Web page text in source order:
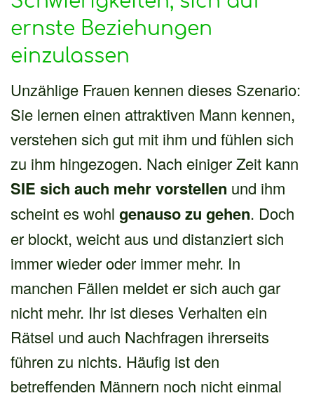
ernste Beziehungen
einzulassen
Unzählige Frauen kennen dieses Szenario:
Sie lernen einen attraktiven Mann kennen,
verstehen sich gut mit ihm und fühlen sich
zu ihm hingezogen. Nach einiger Zeit kann
SIE sich auch mehr vorstellen und ihm
scheint es wohl genauso zu gehen. Doch
er blockt, weicht aus und distanziert sich
immer wieder oder immer mehr. In
manchen Fällen meldet er sich auch gar
nicht mehr. Ihr ist dieses Verhalten ein
Rätsel und auch Nachfragen ihrerseits
führen zu nichts. Häufig ist den
betreffenden Männern noch nicht einmal